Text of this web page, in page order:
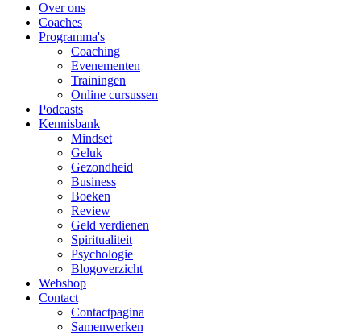
Over ons
Coaches
Programma's
Coaching
Evenementen
Trainingen
Online cursussen
Podcasts
Kennisbank
Mindset
Geluk
Gezondheid
Business
Boeken
Review
Geld verdienen
Spiritualiteit
Psychologie
Blogoverzicht
Webshop
Contact
Contactpagina
Samenwerken